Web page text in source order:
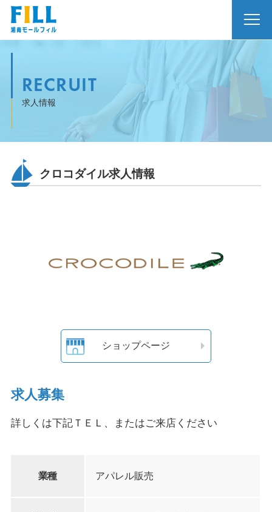
RECRUIT
求人情報
クロコダイル求人情報
ショップページ
求人募集
詳しくは下記ＴＥＬ、またはご来店ください
業種 アパレル販売